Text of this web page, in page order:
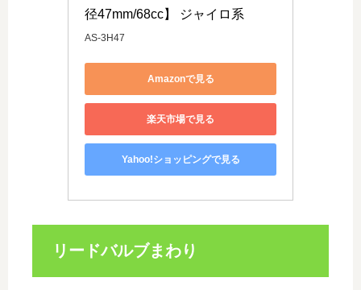
径47mm/68cc】 ジャイロ系
AS-3H47
Amazonで見る
楽天市場で見る
Yahoo!ショッピングで見る
リードバルブまわり